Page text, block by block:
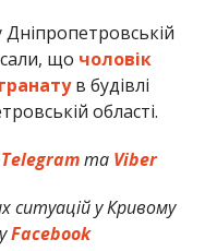
що чоловік
в будівлі
області.
Telegramта Viber
ситуацій у Кривому
Facebook